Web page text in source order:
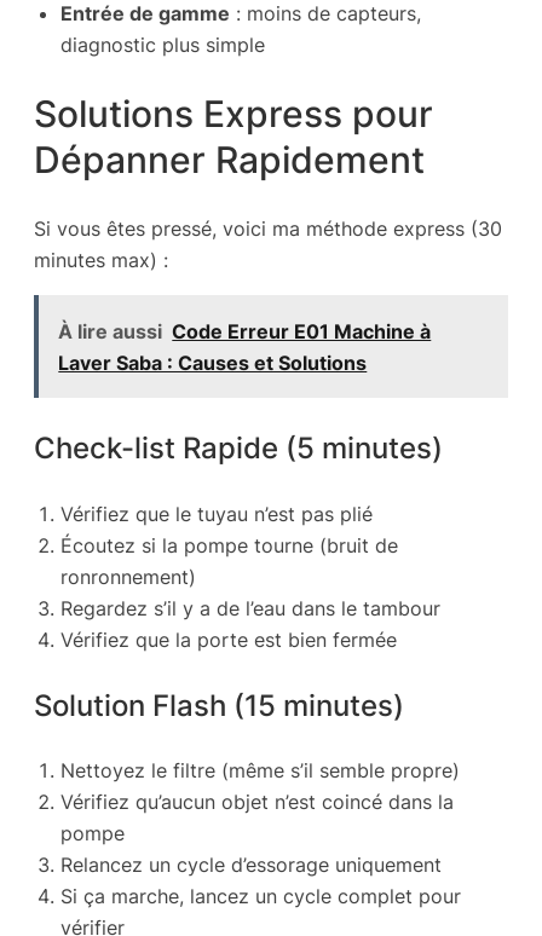
Entrée de gamme : moins de capteurs,
diagnostic plus simple
Solutions Express pour
Dépanner Rapidement
Si vous êtes pressé, voici ma méthode express (30
minutes max) :
À lire aussi Code Erreur E01 Machine à
Laver Saba : Causes et Solutions
Check-list Rapide (5 minutes)
Vérifiez que le tuyau n’est pas plié
Écoutez si la pompe tourne (bruit de
ronronnement)
Regardez s’il y a de l’eau dans le tambour
Vérifiez que la porte est bien fermée
Solution Flash (15 minutes)
Nettoyez le filtre (même s’il semble propre)
Vérifiez qu’aucun objet n’est coincé dans la
pompe
Relancez un cycle d’essorage uniquement
Si ça marche, lancez un cycle complet pour
vérifier